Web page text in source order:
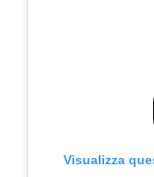
Visualizza